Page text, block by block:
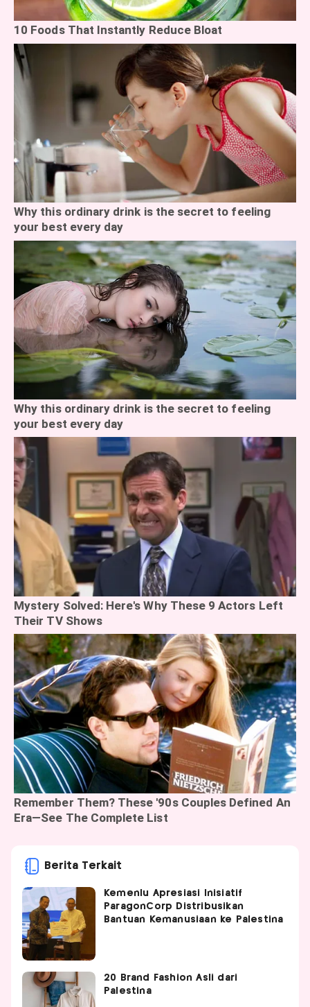
Berita Terkait
Kemenlu Apresiasi Inisiatif
ParagonCorp Distribusikan
Bantuan Kemanusiaan ke Palestina
20 Brand Fashion Asli dari
Palestina